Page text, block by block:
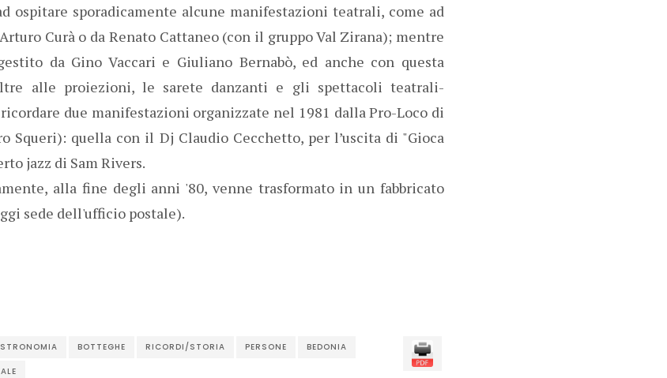
ospitare sporadicamente alcune manifestazioni teatrali, come ad
Curà o da Renato Cattaneo (con il gruppo Val Zirana); mentre
da Gino Vaccari e Giuliano Bernabò, ed anche con questa
alle proiezioni, le sarete danzanti e gli spettacoli teatrali-
due manifestazioni organizzate nel 1981 dalla Pro-Loco di
Squeri): quella con il Dj Claudio Cecchetto, per l’uscita di "Gioca
jazz di Sam Rivers.
alla fine degli anni '80, venne trasformato in un fabbricato
sede dell'ufficio postale).
BOTTEGHE RICORDI/STORIA PERSONE BEDONIA